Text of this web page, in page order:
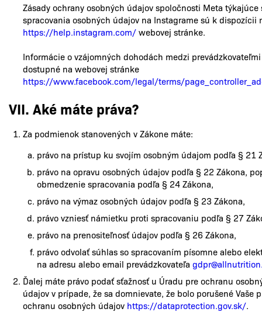
Zásady ochrany osobných údajov spoločnosti Meta týkajúce
spracovania osobných údajov na Instagrame sú k dispozícii
https://help.instagram.com/webovej stránke.
Informácie o vzájomných dohodách medzi
dostupné na webovej stránke
https://www.facebook.com/legal/terms/
VII. Aké máte práva?
Za podmienok stanovených v Zákone máte:
právo na prístup ku svojím osobným údajom podľa § 21
právo na opravu osobných údajov podľa § 22 Zákona,
obmedzenie spracovania podľa § 24 Zákona,
právo na výmaz osobných údajov podľa § 23 Zákona,
právo vzniesť námietku proti spracovaniu podľa § 27
právo na prenositeľnosť údajov podľa § 26 Zákona,
právo odvolať súhlas so spracovaním písomne alebo
na adresu alebo email prevádzkovateľa
Ďalej máte právo podať sťažnosť u Úradu pre ochranu
údajov v prípade, že sa domnievate, že bolo porušené Vaše
ochranu osobných údajov https://dataprotection.gov.sk/.